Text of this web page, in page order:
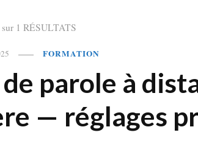
1 RÉSULTATS
FORMATION
parole à
— réglages